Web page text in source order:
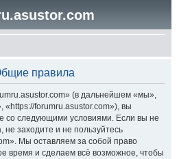
правила
(в дальнейшем «мы»,
forumru.asustor.com»), вы
со следующими условиями. Если вы не
не заходите и не пользуйтесь
Мы оставляем за собой право
время и сделаем всё возможное, чтобы